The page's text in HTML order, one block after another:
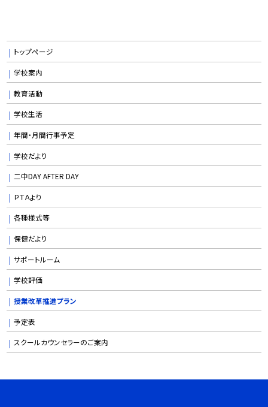
トップページ
学校案内
教育活動
学校生活
年間・月間行事予定
学校だより
二中DAY AFTER DAY
ＰＴＡより
各種様式等
保健だより
サポートルーム
学校評価
授業改革推進プラン
予定表
スクールカウンセラーのご案内